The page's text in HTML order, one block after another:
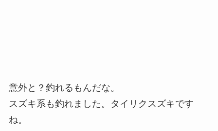
意外と？釣れるもんだな。
スズキ系も釣れました。タイリクスズキです
ね。